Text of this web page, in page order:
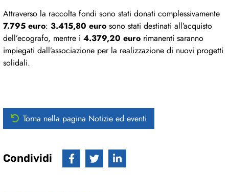
Attraverso la raccolta fondi sono stati donati complessivamente
7.795 euro: 3.415,80 euro sono stati destinati all’acquisto
dell’ecografo, mentre i 4.379,20 euro rimanenti saranno
impiegati dall’associazione per la realizzazione di nuovi progetti
solidali.
Torna nella pagina Notizie ed eventi
Condividi